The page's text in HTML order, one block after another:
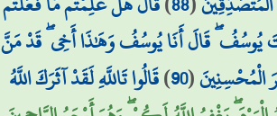
يُوسُفُ ۖ قَالَ أَنَا يُوسُفُ وَهَٰذَا أَخِي ۖ قَدْ مَنَّ
الْمُحْسِنِينَ(
90
)قَالُوا تَاللَّهِ لَقَدْ آثَرَكَ اللَّهُ